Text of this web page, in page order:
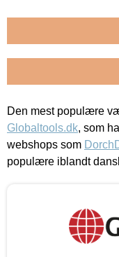
Den mest populære
Globaltools.dk, som
webshops som
populære iblandt